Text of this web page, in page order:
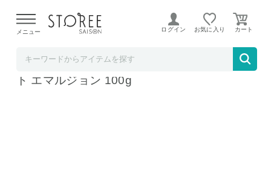
よる配送遅延が発生しております。
メニュー ログイン お気に入り
SK-2 SK-II エスケーツー フェイシャル リフ
ト エマルジョン 100g